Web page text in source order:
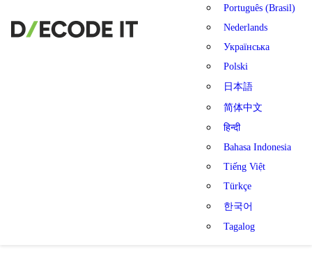
Português (Brasil)
Nederlands
Українська
Polski
日本語
简体中文
हिन्दी
Bahasa Indonesia
Tiếng Việt
Türkçe
한국어
Tagalog